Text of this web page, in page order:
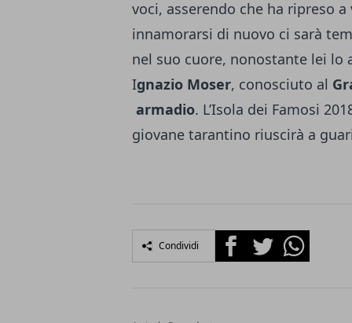
voci, asserendo che ha ripreso
innamorarsi di nuovo ci sarà
nel suo cuore, nonostante lei
Ignazio Moser, conosciuto al
armadio. L’Isola dei Famosi
giovane tarantino riuscirà a
Condividi FacebookTwitterWhatsapp